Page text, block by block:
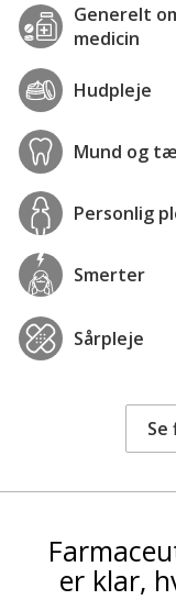
Generelt
medicin
Hudpleje
Mund og
Personlig
Smerter
Sårpleje
er klar,